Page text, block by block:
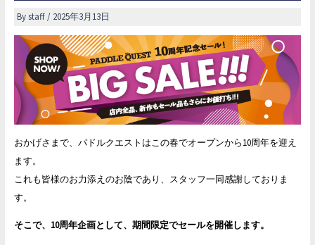
Bystaff/ 2025年3月13日
おかげさまで、パドルクエストはこの春でオープンから10周年を迎え
ます。
これも皆様のお力添えのお陰であり、スタッフ一同感謝しておりま
す。
そこで、10周年企画として、期間限定でセールを開催します。